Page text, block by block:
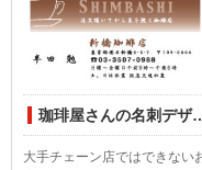
珈琲屋さんの名刺デ
大手チェーン店ではできない